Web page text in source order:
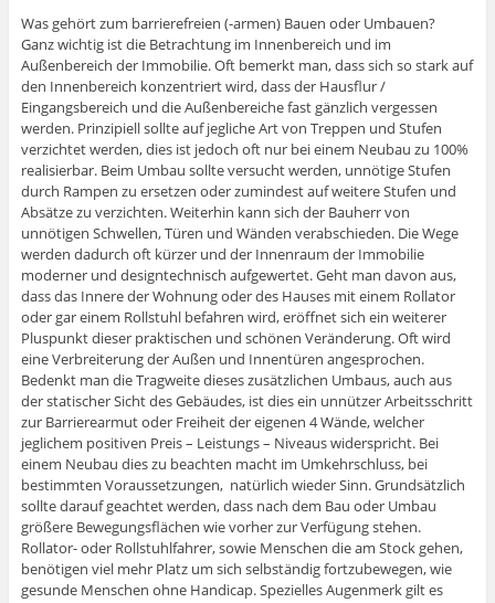
Was gehört zum barrierefreien (-armen) Bauen oder Umbauen?
Ganz wichtig ist die Betrachtung im Innenbereich und im
Außenbereich der Immobilie. Oft bemerkt man, dass sich so stark auf
den Innenbereich konzentriert wird, dass der Hausflur /
Eingangsbereich und die Außenbereiche fast gänzlich vergessen
werden. Prinzipiell sollte auf jegliche Art von Treppen und Stufen
verzichtet werden, dies ist jedoch oft nur bei einem Neubau zu 100%
realisierbar. Beim Umbau sollte versucht werden, unnötige Stufen
durch Rampen zu ersetzen oder zumindest auf weitere Stufen und
Absätze zu verzichten. Weiterhin kann sich der Bauherr von
unnötigen Schwellen, Türen und Wänden verabschieden. Die Wege
werden dadurch oft kürzer und der Innenraum der Immobilie
moderner und designtechnisch aufgewertet. Geht man davon aus,
dass das Innere der Wohnung oder des Hauses mit einem Rollator
oder gar einem Rollstuhl befahren wird, eröffnet sich ein weiterer
Pluspunkt dieser praktischen und schönen Veränderung. Oft wird
eine Verbreiterung der Außen und Innentüren angesprochen.
Bedenkt man die Tragweite dieses zusätzlichen Umbaus, auch aus
der statischer Sicht des Gebäudes, ist dies ein unnützer Arbeitsschritt
zur Barrierearmut oder Freiheit der eigenen 4 Wände, welcher
jeglichem positiven Preis – Leistungs – Niveaus widerspricht. Bei
einem Neubau dies zu beachten macht im Umkehrschluss, bei
bestimmten Voraussetzungen, natürlich wieder Sinn. Grundsätzlich
sollte darauf geachtet werden, dass nach dem Bau oder Umbau
größere Bewegungsflächen wie vorher zur Verfügung stehen.
Rollator- oder Rollstuhlfahrer, sowie Menschen die am Stock gehen,
benötigen viel mehr Platz um sich selbständig fortzubewegen, wie
gesunde Menschen ohne Handicap. Spezielles Augenmerk gilt es